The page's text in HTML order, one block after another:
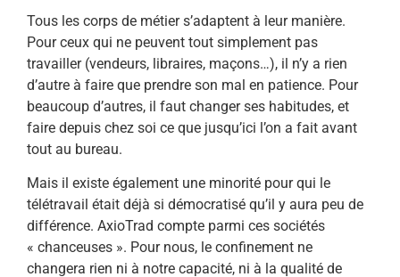
Tous les corps de métier s’adaptent à leur manière.
Pour ceux qui ne peuvent tout simplement pas
travailler (vendeurs, libraires, maçons…), il n’y a rien
d’autre à faire que prendre son mal en patience. Pour
beaucoup d’autres, il faut changer ses habitudes, et
faire depuis chez soi ce que jusqu’ici l’on a fait avant
tout au bureau.
Mais il existe également une minorité pour qui le
télétravail était déjà si démocratisé qu’il y aura peu de
différence. AxioTrad compte parmi ces sociétés
« chanceuses ». Pour nous, le confinement ne
changera rien ni à notre capacité, ni à la qualité de